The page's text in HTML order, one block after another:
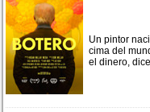
Un pintor
cima del
el dinero,